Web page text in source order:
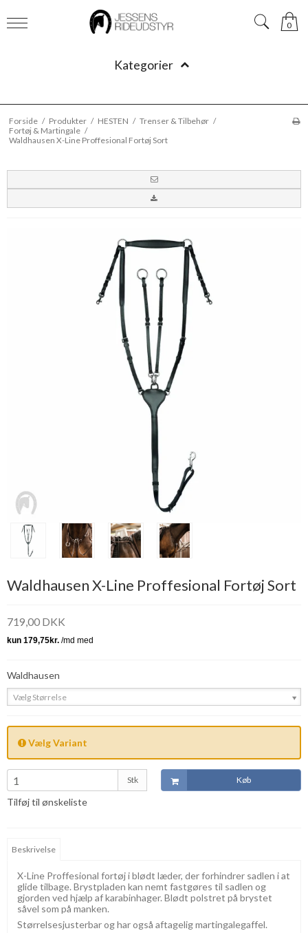
0
Kategorier
Forside / Produkter / HESTEN / Trenser & Tilbehør /
Fortøj & Martingale /
Waldhausen X-Line Proffesional Fortøj Sort
Waldhausen X-Line Proffesional Fortøj Sort
719,00 DKK
Waldhausen
Vælg Størrelse
Vælg Variant
Stk Køb
Tilføj til ønskeliste
Beskrivelse
X-Line Proffesional fortøj i blødt læder, der forhindrer sadlen i at
glide tilbage. Brystpladen kan nemt fastgøres til sadlen og
gjorden ved hjælp af karabinhager. Blødt polstret på brystet
såvel som på manken.
Størrelsesjusterbar og har også aftagelig martingalegaffel.